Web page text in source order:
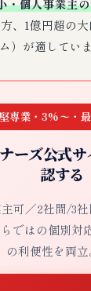
・個人事業主
、1億円超の
）が適していま
専業・3%〜・
ーズ公式
認する
可／2社間/3
ではの個別対
の利便性を両立